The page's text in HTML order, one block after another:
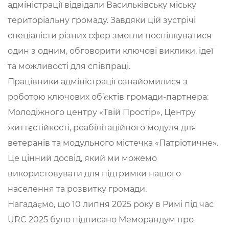
адміністрації відвідали Васильківську міську
територіальну громаду. Завдяки цій зустрічі
спеціалісти різних сфер змогли поспілкуватися
один з одним, обговорити ключові виклики, ідеї
та можливості для співпраці.
Працівники адміністрації ознайомилися з
роботою ключових об’єктів громади-партнера:
Молодіжного центру «Твій Простір», Центру
життєстійкості, реабілітаційного модуля для
ветеранів та модульного містечка «Патріотичне».
Це цінний досвід, який ми можемо
використовувати для підтримки нашого
населення та розвитку громади.
Нагадаємо, що 10 липня 2025 року в Римі під час
URC 2025 було підписано Меморандум про